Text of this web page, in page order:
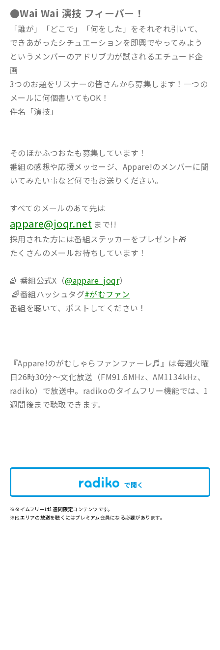
●Wai Wai 演技 フィーバー！
「誰が」「どこで」「何をした」をそれぞれ引いて、
できあがったシチュエーションを即興でやってみよう
というメンバーのアドリブ力が試されるエチュード企
画
3つのお題をリスナーの皆さんから募集します！一つの
メールに何個書いてもOK！
件名「演技」
そのほかふつおたも募集しています！
番組の感想や応援メッセージ、Appare!のメンバーに聞
いてみたい事など何でもお送りください。
すべてのメールのあて先は
appare@joqr.net まで!!
採用された方には番組ステッカーをプレゼント🎁
たくさんのメールお待ちしています！
🌈 番組公式X（@appare_joqr）
🌈番組ハッシュタグ#がむファン
番組を聴いて、ポストしてください！
『Appare!のがむしゃらファンファーレ♬』は毎週火曜
日26時30分～文化放送（FM91.6MHz、AM1134kHz、
radiko）で放送中。radikoのタイムフリー機能では、1
週間後まで聴取できます。
で開く
※タイムフリーは1週間限定コンテンツです。
※他エリアの放送を聴くにはプレミアム会員になる必要があります。